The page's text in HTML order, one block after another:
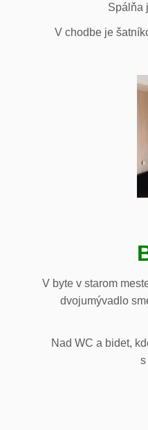
Spálňa
V chodbe je
V byte v starom
dvojumývadlo
Nad WC a bidet,
s